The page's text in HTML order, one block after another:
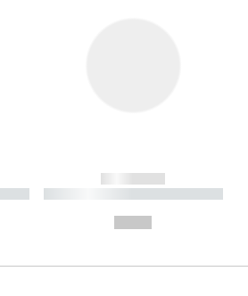
------------
----------- ----------- ----------